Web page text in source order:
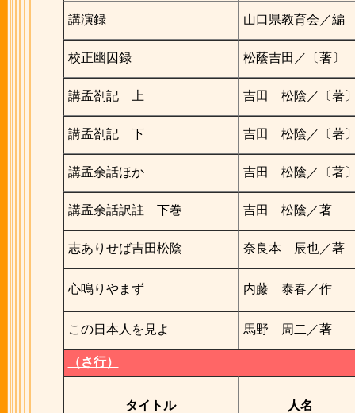
講演録 山口県教育会／編
校正幽囚録 松蔭吉田／〔著〕
講孟剳記 上 吉田 松陰／〔著
講孟剳記 下 吉田 松陰／〔著
講孟余話ほか 吉田 松陰／〔著
講孟余話訳註 下巻 吉田 松陰／著
志ありせば吉田松陰 奈良本 辰也／著
心鳴りやまず 内藤 泰春／作
この日本人を見よ 馬野 周二／著
（さ行）
タイトル 人名